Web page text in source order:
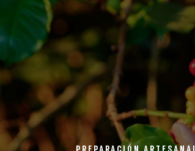
PREPARACIÓN ARTESANAL